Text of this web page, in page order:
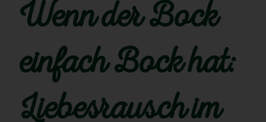
Wenn der Bock
einfach Bock hat:
Liebesrausch im